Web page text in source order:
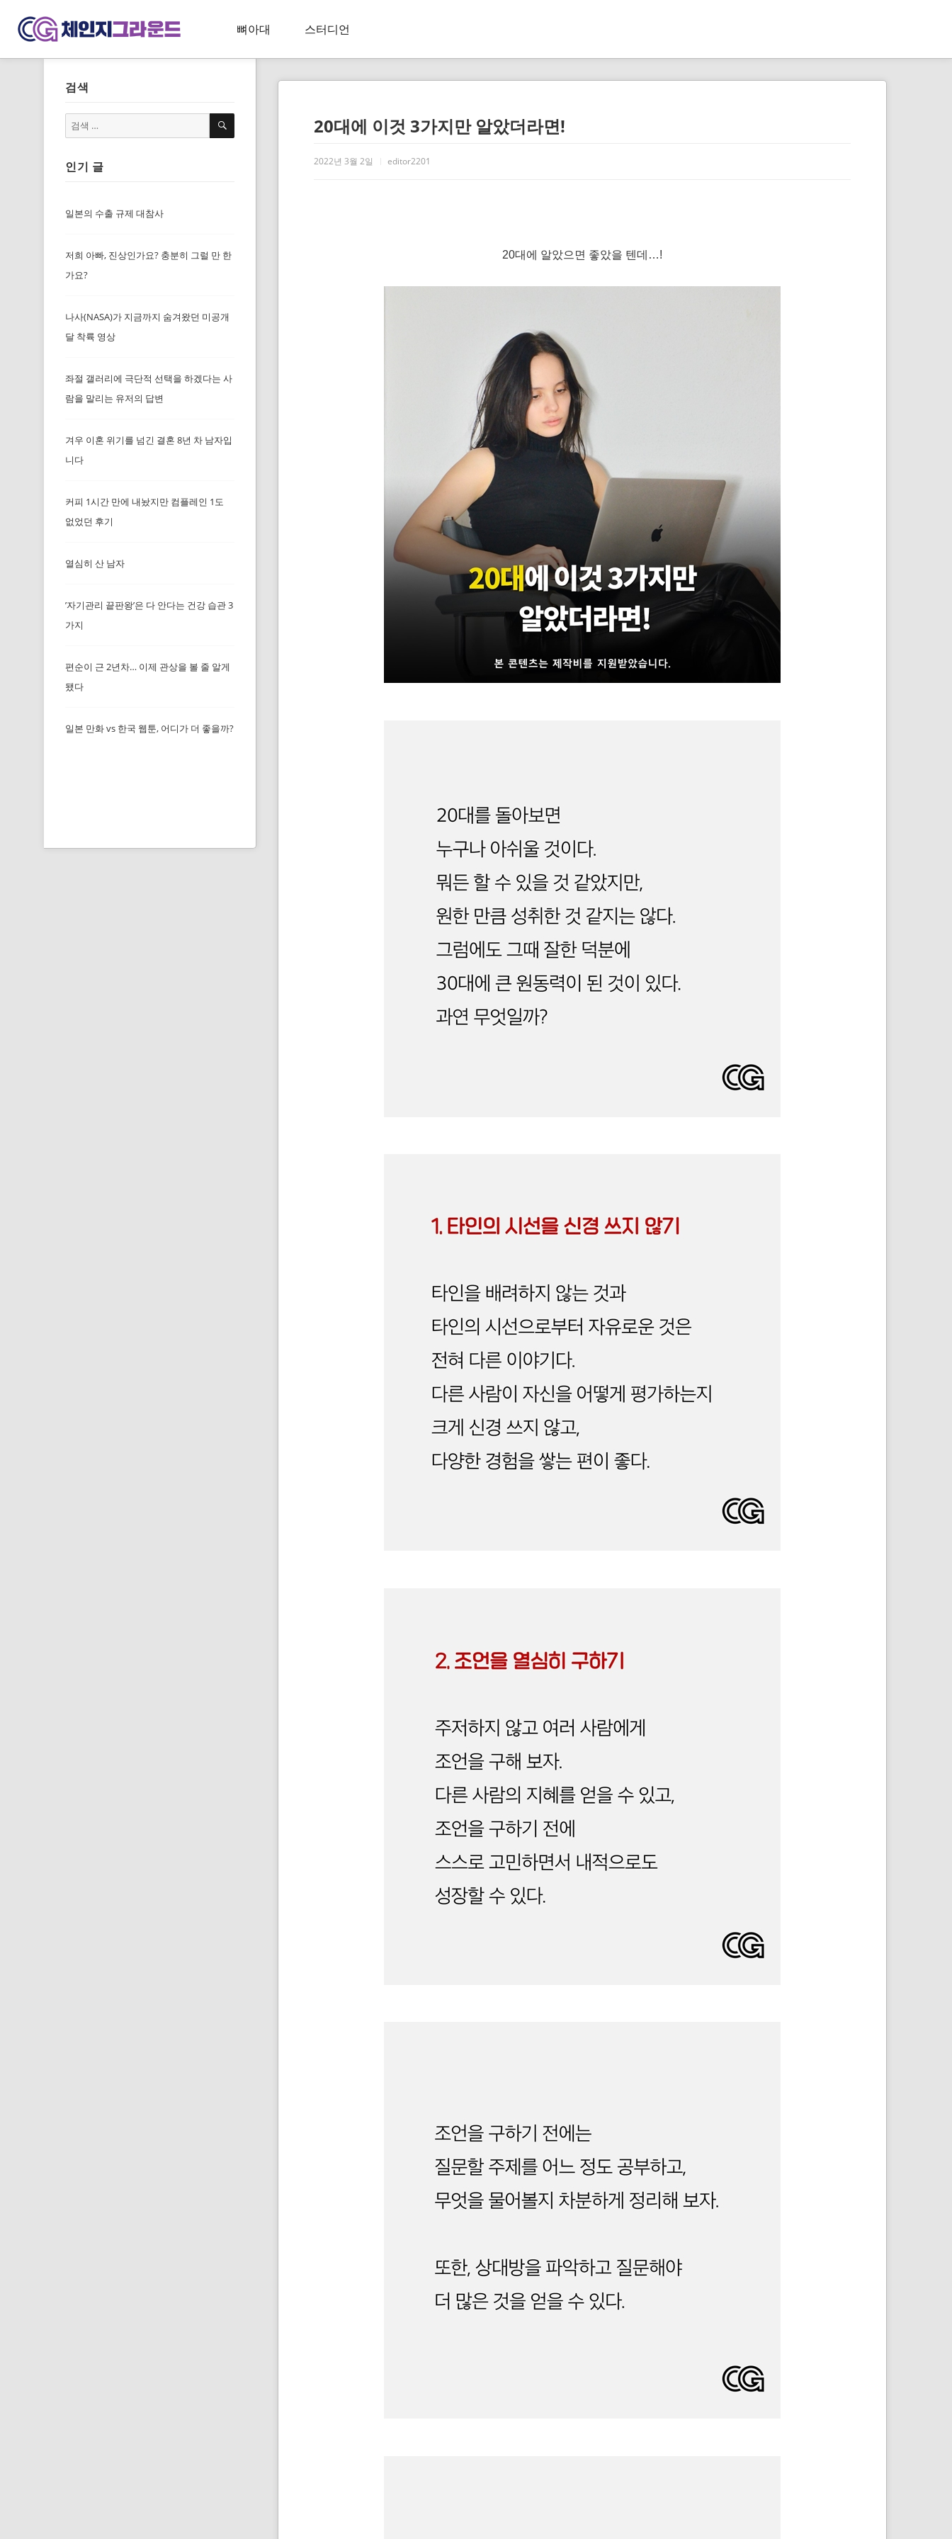
뼈아대 스터디언
20대에 이것 3가지만 알았더라면!
2022년 3월 2일 editor2201
20대에 알았으면 좋았을 텐데…!
검색
검
검
인기 글
일본의 수출 규제 대참사
저희 아빠, 진상인가요? 충분히 그럴 만 한
가요?
나사(NASA)가 지금까지 숨겨왔던 미공개
달 착륙 영상
좌절 갤러리에 극단적 선택을 하겠다는 사
람을 말리는 유저의 답변
겨우 이혼 위기를 넘긴 결혼 8년 차 남자입
니다
커피 1시간 만에 내놨지만 컴플레인 1도
없었던 후기
열심히 산 남자
’자기관리 끝판왕’은 다 안다는 건강 습관 3
가지
편순이 근 2년차… 이제 관상을 볼 줄 알게
됐다
일본 만화 vs 한국 웹툰, 어디가 더 좋을까?